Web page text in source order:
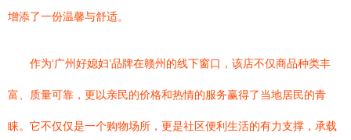
增添了一份温馨与舒适。
作为‘广州好媳妇’品牌在赣州的线下窗口，该店不仅商品种类丰
富、质量可靠，更以亲民的价格和热情的服务赢得了当地居民的青
睐。它不仅仅是一个购物场所，更是社区便利生活的有力支撑，承载